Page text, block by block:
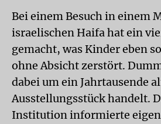
Bei einem Besuch in einem
israelischen Haifa hat ein
gemacht, was Kinder eben
ohne Absicht zerstört.
dabei um ein Jahrtausende
Ausstellungsstück handelt.
Institution informierte